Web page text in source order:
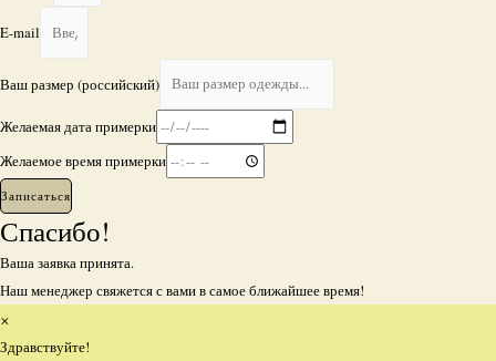
E-mail
Ваш размер (российский)
Желаемая дата примерки
Желаемое время примерки
Записаться
Спасибо!
Ваша заявка принята.
Наш менеджер свяжется с вами в самое ближайшее время!
×
Здравствуйте!